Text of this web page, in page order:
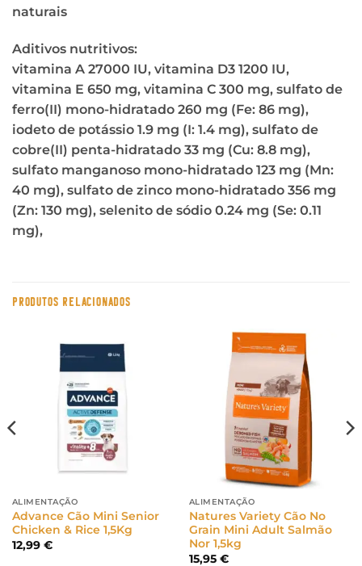
naturais
Aditivos nutritivos:
vitamina A 27000 IU, vitamina D3 1200 IU,
vitamina E 650 mg, vitamina C 300 mg, sulfato de
ferro(II) mono-hidratado 260 mg (Fe: 86 mg),
iodeto de potássio 1.9 mg (I: 1.4 mg), sulfato de
cobre(II) penta-hidratado 33 mg (Cu: 8.8 mg),
sulfato manganoso mono-hidratado 123 mg (Mn:
40 mg), sulfato de zinco mono-hidratado 356 mg
(Zn: 130 mg), selenito de sódio 0.24 mg (Se: 0.11
mg),
PRODUTOS RELACIONADOS
ALIMENTAÇÃO
Advance Cão Mini Senior
Chicken & Rice 1,5Kg
12,99 €
ALIMENTAÇÃO
Natures Variety Cão No
Grain Mini Adult Salmão
Nor 1,5kg
15,95 €